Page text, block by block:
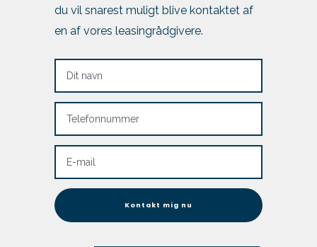
du vil snarest muligt blive kontaktet af
en af vores leasingrådgivere.